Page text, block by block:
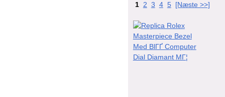
1 2 3 4 5 [Næste >>]